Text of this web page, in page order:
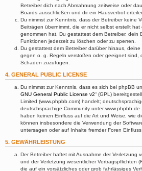
Betreiber dich nach Abmahnung zeitweise oder
Boards ausschließen und dir ein Hausverbot
Du nimmst zur Kenntnis, dass der Betreiber keine
Beiträgen übernimmt, die er nicht selbst erstellt
genommen hat. Du gestattest dem Betreiber, dein
Funktionen jederzeit zu löschen oder zu sperren.
Du gestattest dem Betreiber darüber hinaus,
gegen o. g. Regeln verstoßen oder geeignet sind,
Schaden zuzufügen.
4. GENERAL PUBLIC LICENSE
Du nimmst zur Kenntnis, dass es sich bei phpBB
GNU General Public License v2“ (GPL)
Limited (www.phpbb.com) handelt;
deutschsprachige Community unter
haben keinen Einfluss auf die Art und Weise, wie
können insbesondere die Verwendung der
untersagen oder auf Inhalte fremder Foren Einfluss
5. GEWÄHRLEISTUNG
Der Betreiber haftet mit Ausnahme der Verletzung
und der Verletzung wesentlicher Vertragspflichten
die auf ein vorsätzliches oder grob fahrlässiges